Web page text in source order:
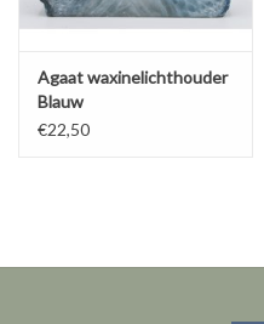
Agaat waxinelichthouder
Blauw
€22,50